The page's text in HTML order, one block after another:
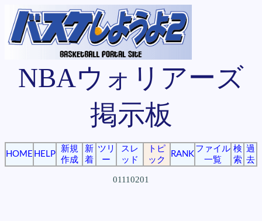
NBAウォリアーズ
掲示板
HOME HELP
新規
作成
新
着
ツリ
ー
スレ
ッド
トピ
ック
RANK
ファイル
一覧
検
索
過
去
01110201